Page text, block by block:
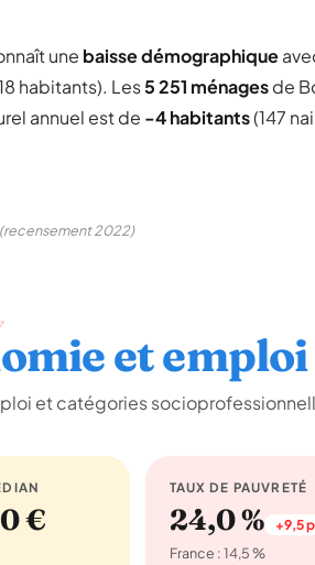
une baisse démographique
habitants). Les5 251 ménagesde
annuel est de -4 habitants(147
(recensement 2022)
et emploi
et catégories
€
TAUX DE PAUVRETÉ
24,0 % +9,5
France : 14,5 %